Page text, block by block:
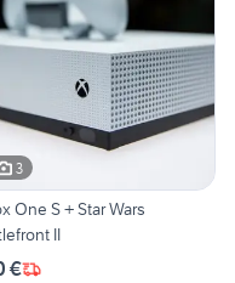
3
One S + Star Wars
II
€